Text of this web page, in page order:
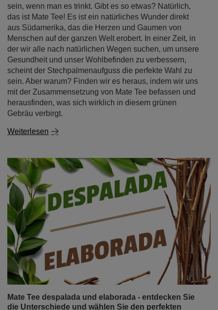
sein, wenn man es trinkt. Gibt es so etwas? Natürlich,
das ist Mate Tee! Es ist ein natürliches Wunder direkt
aus Südamerika, das die Herzen und Gaumen von
Menschen auf der ganzen Welt erobert. In einer Zeit, in
der wir alle nach natürlichen Wegen suchen, um unsere
Gesundheit und unser Wohlbefinden zu verbessern,
scheint der Stechpalmenaufguss die perfekte Wahl zu
sein. Aber warum? Finden wir es heraus, indem wir uns
mit der Zusammensetzung von Mate Tee befassen und
herausfinden, was sich wirklich in diesem grünen
Gebräu verbirgt.
Weiterlesen
Mate Tee despalada und elaborada - entdecken Sie
die Unterschiede und wählen Sie den perfekten